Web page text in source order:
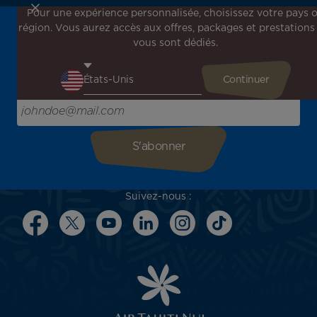
Inscrivez-vous à notre newsletter !
Recevez en avant-première toutes nos offres spéciales et
l'inspiration pour votre prochain voyage !
Saisissez votre adresse e-mail ici
Suivez-nous :
Pour une expérience personnalisée, choisissez votre pays
région. Vous aurez accès aux offres, packages et prestations
vous sont dédiés.